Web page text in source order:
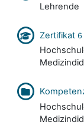
Lehrende
Zertifikat 6